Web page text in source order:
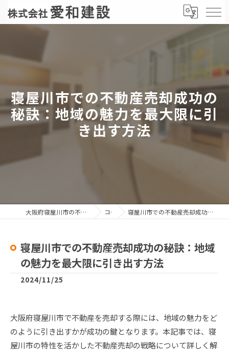
寝屋川市での不動産売却成功の
秘訣：地域の魅力を最大限に引
き出す方法
大阪府寝屋川市の不動産売却なら株式会社愛和建設 コラム 寝屋川市での不動産売却成功の秘訣：地域の魅力を最大限に引き出す方法
寝屋川市での不動産売却成功の秘訣：地域
の魅力を最大限に引き出す方法
2024/11/25
大阪府寝屋川市で不動産を売却する際には、地域の魅力をど
のように引き出すかが成功の鍵となります。本記事では、寝
屋川市の特性を活かした不動産売却の戦略について詳しく解